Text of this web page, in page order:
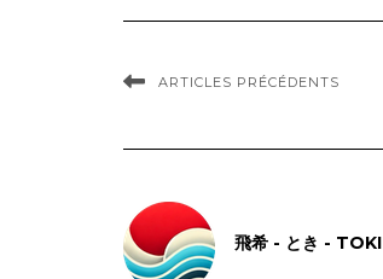
ARTICLES PRÉCÉDENTS
飛希 - とき - TOKI